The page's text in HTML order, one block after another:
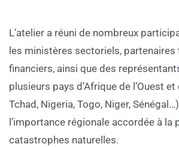
L’atelier a réuni de nombreux
les ministères sectoriels, partenaires
financiers, ainsi que des
plusieurs pays d’Afrique de l’Ouest
Tchad, Nigeria, Togo, Niger,
l’importance régionale accordée à la
catastrophes naturelles.